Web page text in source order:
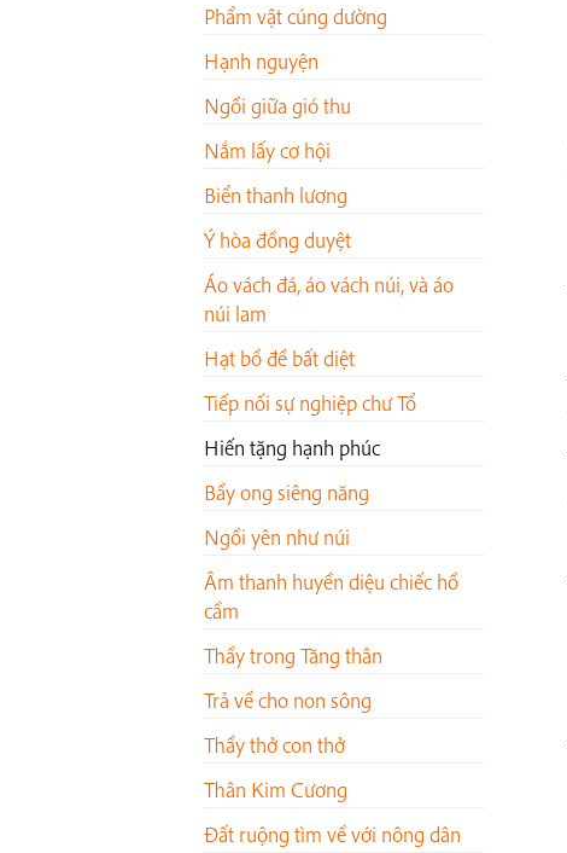
Phẩm vật cúng dường
Hạnh nguyện
Ngồi giữa gió thu
Nắm lấy cơ hội
Biển thanh lương
Ý hòa đồng duyệt
Áo vách đá, áo vách núi, và áo
núi lam
Hạt bồ đề bất diệt
Tiếp nối sự nghiệp chư Tổ
Hiến tặng hạnh phúc
Bầy ong siêng năng
Ngồi yên như núi
Âm thanh huyền diệu chiếc hồ
cầm
Thầy trong Tăng thân
Trả về cho non sông
Thầy thở con thở
Thân Kim Cương
Đất ruộng tìm về với nông dân